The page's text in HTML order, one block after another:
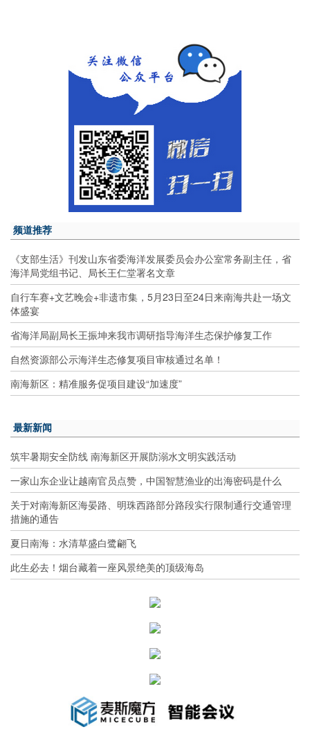
频道推荐
《支部生活》刊发山东省委海洋发展委员会办公室常务副主任，省
海洋局党组书记、局长王仁堂署名文章
自行车赛+文艺晚会+非遗市集，5月23日至24日来南海共赴一场文
体盛宴
省海洋局副局长王振坤来我市调研指导海洋生态保护修复工作
自然资源部公示海洋生态修复项目审核通过名单！
南海新区：精准服务促项目建设“加速度”
最新新闻
筑牢暑期安全防线 南海新区开展防溺水文明实践活动
一家山东企业让越南官员点赞，中国智慧渔业的出海密码是什么
关于对南海新区海晏路、明珠西路部分路段实行限制通行交通管理
措施的通告
夏日南海：水清草盛白鹭翩飞
此生必去！烟台藏着一座风景绝美的顶级海岛